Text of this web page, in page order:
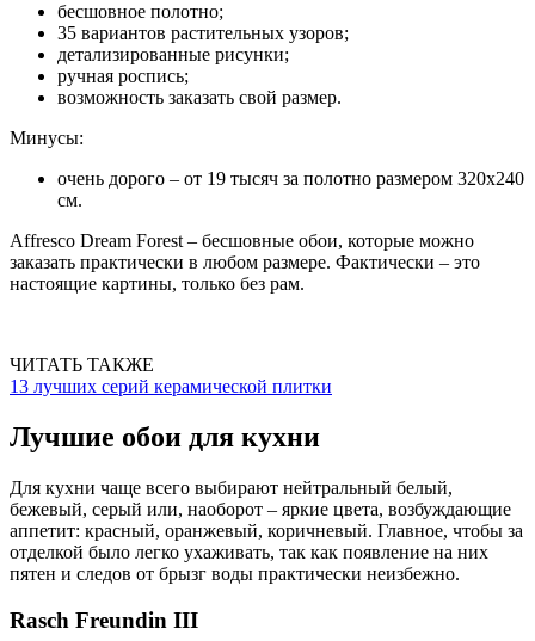
бесшовное полотно;
35 вариантов растительных узоров;
детализированные рисунки;
ручная роспись;
возможность заказать свой размер.
Минусы:
очень дорого – от 19 тысяч за полотно размером 320х240
см.
Affresco Dream Forest – бесшовные обои, которые можно
заказать практически в любом размере. Фактически – это
настоящие картины, только без рам.
ЧИТАТЬ ТАКЖЕ
13 лучших серий керамической плитки
Лучшие обои для кухни
Для кухни чаще всего выбирают нейтральный белый,
бежевый, серый или, наоборот – яркие цвета, возбуждающие
аппетит: красный, оранжевый, коричневый. Главное, чтобы за
отделкой было легко ухаживать, так как появление на них
пятен и следов от брызг воды практически неизбежно.
Rasch Freundin III